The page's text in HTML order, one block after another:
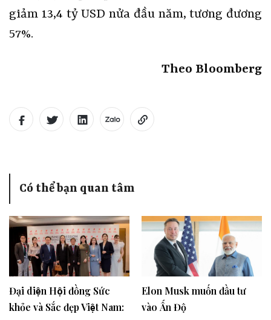
giảm 13,4 tỷ USD nửa đầu năm, tương đương
57%.
Theo Bloomberg
Có thể bạn quan tâm
Đại diện Hội đồng Sức
khỏe và Sắc đẹp Việt Nam:
Elon Musk muốn đầu tư
vào Ấn Độ